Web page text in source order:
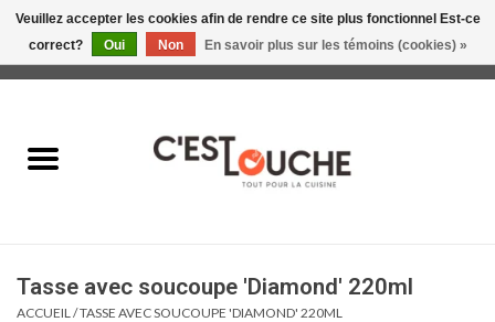
Table & Présentation
Boire
Tasse avec soucoupe 'Diamond' 220ml
ACCUEIL /TASSE AVEC SOUCOUPE 'DIAMOND' 220ML
Veuillez accepter les cookies afin de rendre ce site plus fonctionnel Est-ce
correct?
Oui Non En savoir plus sur les témoins (cookies) »